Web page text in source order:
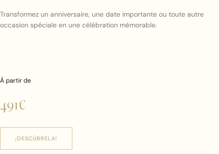
Transformez un anniversaire, une date importante ou toute autre
occasion spéciale en une célébration mémorable.
À partir de
491€
¡DESCÚBRELA!